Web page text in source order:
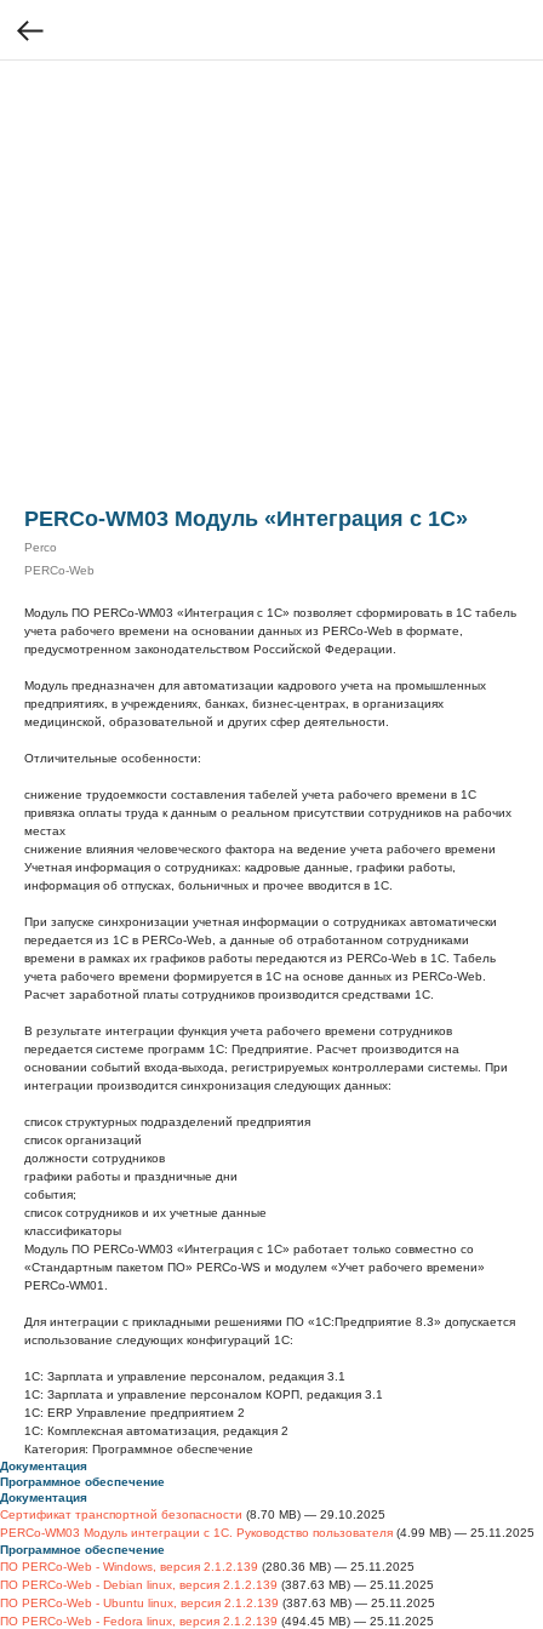
PERCo-WM03 Модуль «Интеграция с 1С»
Perco
PERCo-Web
Модуль ПО PERCo-WM03 «Интеграция с 1С» позволяет сформировать в 1С табель
учета рабочего времени на основании данных из PERCo-Web в формате,
предусмотренном законодательством Российской Федерации.
Модуль предназначен для автоматизации кадрового учета на промышленных
предприятиях, в учреждениях, банках, бизнес-центрах, в организациях
медицинской, образовательной и других сфер деятельности.
Отличительные особенности:
снижение трудоемкости составления табелей учета рабочего времени в 1С
привязка оплаты труда к данным о реальном присутствии сотрудников на рабочих
местах
снижение влияния человеческого фактора на ведение учета рабочего времени
Учетная информация о сотрудниках: кадровые данные, графики работы,
информация об отпусках, больничных и прочее вводится в 1С.
При запуске синхронизации учетная информации о сотрудниках автоматически
передается из 1С в PERCo-Web, а данные об отработанном сотрудниками
времени в рамках их графиков работы передаются из PERCo-Web в 1С. Табель
учета рабочего времени формируется в 1С на основе данных из PERCo-Web.
Расчет заработной платы сотрудников производится средствами 1С.
В результате интеграции функция учета рабочего времени сотрудников
передается системе программ 1С: Предприятие. Расчет производится на
основании событий входа-выхода, регистрируемых контроллерами системы. При
интеграции производится синхронизация следующих данных:
список структурных подразделений предприятия
список организаций
должности сотрудников
графики работы и праздничные дни
события;
список сотрудников и их учетные данные
классификаторы
Модуль ПО PERCo-WM03 «Интеграция с 1С» работает только совместно со
«Стандартным пакетом ПО» PERCo-WS и модулем «Учет рабочего времени»
PERCo-WM01.
Для интеграции с прикладными решениями ПО «1С:Предприятие 8.3» допускается
использование следующих конфигураций 1С:
1С: Зарплата и управление персоналом, редакция 3.1
1С: Зарплата и управление персоналом КОРП, редакция 3.1
1С: ERP Управление предприятием 2
1С: Комплексная автоматизация, редакция 2
Категория: Программное обеспечение
Документация
Программное обеспечение
Документация
Сертификат транспортной безопасности (8.70 MB) — 29.10.2025
PERCo-WM03 Модуль интеграции с 1С. Руководство пользователя (4.99 MB) — 25.11.2025
Программное обеспечение
ПО PERCo-Web - Windows, версия 2.1.2.139 (280.36 MB) — 25.11.2025
ПО PERCo-Web - Debian linux, версия 2.1.2.139 (387.63 MB) — 25.11.2025
ПО PERCo-Web - Ubuntu linux, версия 2.1.2.139 (387.63 MB) — 25.11.2025
ПО PERCo-Web - Fedora linux, версия 2.1.2.139 (494.45 MB) — 25.11.2025